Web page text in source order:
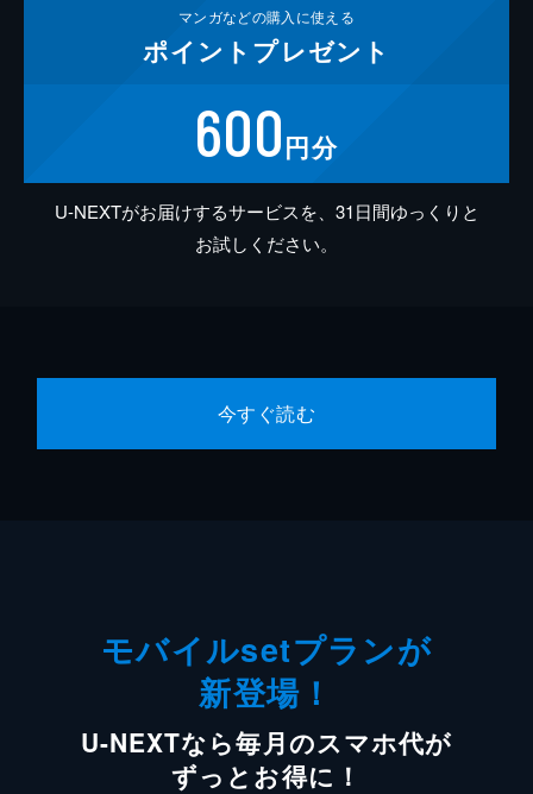
マンガなどの購入に使える
ポイント プレゼント
600円分
U-NEXTがお届けするサービスを、31日間ゆっくりと
お試しください。
今すぐ読む
モバイルsetプランが
新登場！
U-NEXTなら毎月のスマホ代が
ずっとお得に！